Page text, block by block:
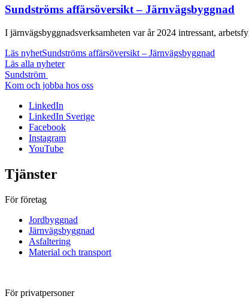
Sundströms affärsöversikt – Järnvägsbyggnad
I järnvägsbyggnadsverksamheten var år 2024 intressant,
Läs nyhetSundströms affärsöversikt – Järnvägsbyggnad
Läs alla nyheter
Sundström
Kom och jobba hos oss
LinkedIn
LinkedIn Sverige
Facebook
Instagram
YouTube
Tjänster
För företag
Jordbyggnad
Järnvägsbyggnad
Asfaltering
Material och transport
För privatpersoner